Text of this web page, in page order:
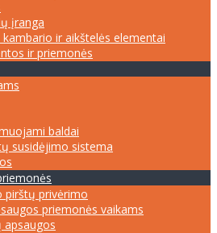
įranga
ir aikštelės elementai
ir priemonės
baldai
susidėjimo sistema
pirštų privėrimo
priemonės vaikams
apsaugos